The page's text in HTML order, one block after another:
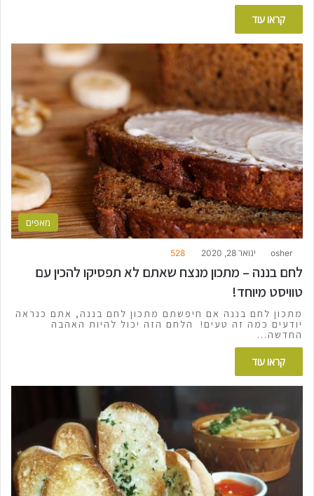
קראו עוד
מאפים
osher ינואר 28, 2020 528
לחם בננה – מתכון מנצח שאתם לא תפסיקו להכין עם
טוויסט מיוחד!
מתכון לחם בננה אם חיפשתם מתכון לחם בננה, אתם כנראה
יודעים כמה זה טעים! הלחם הזה יכול להיות האהבה
החדשה…
קראו עוד